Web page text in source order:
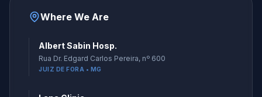
Where We Are
Albert Sabin Hosp.
Rua Dr. Edgard Carlos Pereira, nº 600
JUIZ DE FORA • MG